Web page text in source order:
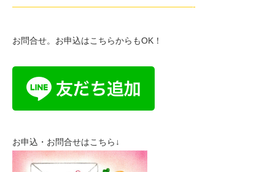
—————————————————————-
お問合せ。お申込はこちらからもOK！
お申込・お問合せはこちら↓